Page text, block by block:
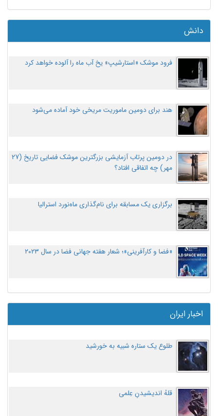
دانش
فرود موشک «استارشیپ» یخ آب ماه را آلوده خواهد کرد
هند برای دومین ماموریت مریخی خود آماده می‌شود
در دومین پرتاب آزمایشی بزرگترین موشک فضایی تاریخ (27
مهر‌) چه اتفاقی افتاد؟
برگزاری یک مسابقه برای نام‌گذاری ماه‌نورد استرالیا
«فضا و کارآفرینی»؛ شعار هفته جهانی فضا در سال ۲۰۲۳
اخبار ایران
طلوع یک ستاره شبیه به خورشید
قلهُ اندیشیدنِ عِلمی